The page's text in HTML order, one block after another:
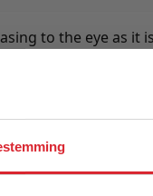
to the eye as it
the space